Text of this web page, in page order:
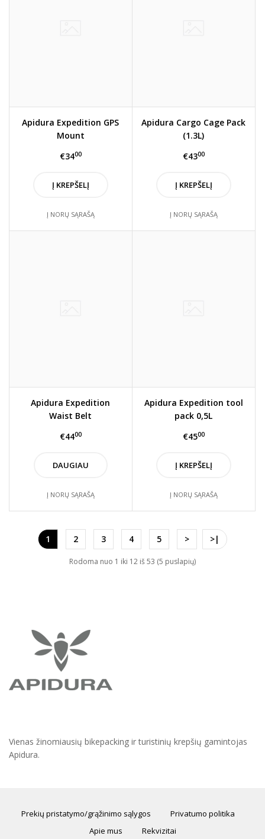
Apidura Expedition GPS
Mount
€3400
Į KREPŠELĮ
Į NORŲ SĄRAŠĄ
Apidura Cargo Cage Pack
(1.3L)
€4300
Į KREPŠELĮ
Į NORŲ SĄRAŠĄ
Apidura Expedition
Waist Belt
€4400
DAUGIAU
Į NORŲ SĄRAŠĄ
Apidura Expedition tool
pack 0,5L
€4500
Į KREPŠELĮ
Į NORŲ SĄRAŠĄ
1 2 3 4 5 > >|
Rodoma nuo 1 iki 12 iš 53 (5 puslapių)
Vienas žinomiausių bikepacking ir turistinių krepšių gamintojas
Apidura.
Prekių pristatymo/grąžinimo sąlygos
Privatumo politika
Apie mus
Rekvizitai